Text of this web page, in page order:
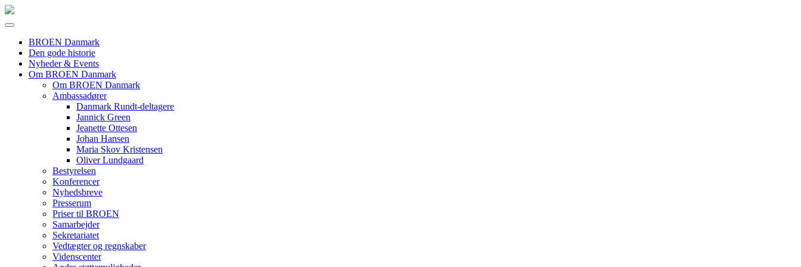
BROEN Danmark
Den gode historie
Nyheder & Events
Om BROEN Danmark
Om BROEN Danmark
Ambassadører
Danmark Rundt-deltagere
Jannick Green
Jeanette Ottesen
Johan Hansen
Maria Skov Kristensen
Oliver Lundgaard
Bestyrelsen
Konferencer
Nyhedsbreve
Presserum
Priser til BROEN
Samarbejder
Sekretariatet
Vedtægter og regnskaber
Videnscenter